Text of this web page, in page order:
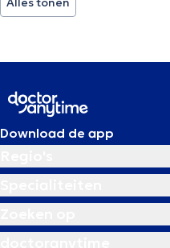
Download de app